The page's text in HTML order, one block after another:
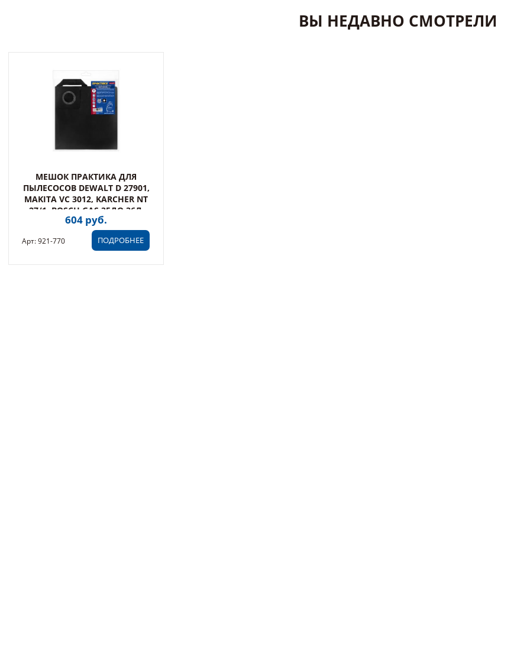
ВЫ НЕДАВНО СМОТРЕЛИ
МЕШОК ПРАКТИКА ДЛЯ
ПЫЛЕСОСОВ DEWALT D 27901,
MAKITA VC 3012, KARCHER NT
27/1, BOSCH GAS 35ДО 36Л,
МНОГОРАЗОВЫЙ,
СИНТЕТИКА, 1ШТ.
604 руб.
ПОДРОБНЕЕ
Арт: 921-770